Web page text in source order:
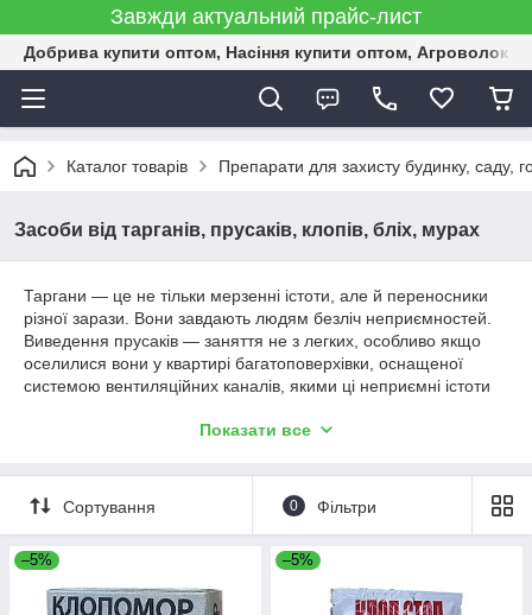
Завжди актуальний прайс-лист
Добрива купити оптом, Насіння купити оптом,
Каталог товарів Препарати для захисту будинку, саду,
Засоби від тарганів, прусаків, клопів, бліх, мурах
Таргани — це не тільки мерзенні істоти, але й переносники
різної зарази. Вони завдають людям безліч неприємностей.
Виведення прусаків — заняття не з легких, особливо якщо
оселилися вони у квартирі багатоповерхівки, оснащеної
системою вентиляційних каналів, якими ці неприємні істоти
прусаками вимагатиме від вас неймовірних зусиль і терпіння.
покликані значно спростити виведення цих комах-шкідників.
Показати все
Сортування 0 Фільтри
–5% –5%